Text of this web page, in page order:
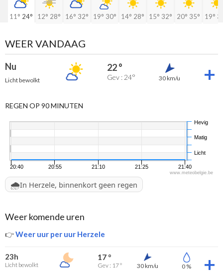
11° 24° 12° 28° 16° 32° 19° 30° 14° 28° 15° 32° 20° 35° 19°
WEER VANDAAG
Nu
Licht bewolkt
22 °
Gev : 24° 30 km/u
REGEN OP 90 MINUTEN
20:40 20:55 21:10 21:25 21:40
Licht
Matig
Hevig
www.meteobelgie.be
🌧️In Herzele, binnenkort geen regen
Weer komende uren
👉Weer uur per uur Herzele
23h
Licht bewolkt
17 °
Gev : 17 ° 30 km/u 0 %